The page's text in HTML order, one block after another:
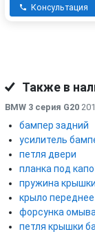
Консультация
Также в
BMW 3 серия G20
бампер задний
усилитель
петля двери
планка под
пружина
крыло
форсунка
петля крышки